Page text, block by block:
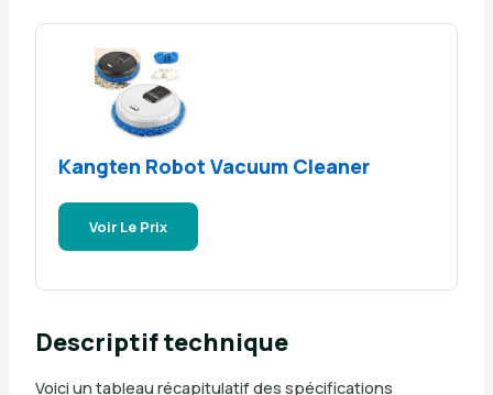
Kangten Robot Vacuum Cleaner
Voir Le Prix
Descriptif technique
Voici un tableau récapitulatif des spécifications